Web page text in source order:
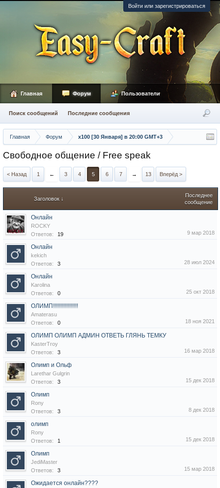
Войти или зарегистрироваться
Главная Форум х100 [30 Января] в 20:00 GMT+3
Свободное общение / Free speak
< Назад 1 ← 3 4 5 6 7 → 13 Вперёд >
Заголовок ↓
Последнее
сообщение
Онлайн
ROCKY
Ответов:
19 9 мар 2018
Онлайн
kekich
Ответов:
3 28 июл 2024
Онлайн
Karolina
Ответов:
0 25 окт 2018
ОЛИМП!!!!!!!!!!!!!!!!!
Amaterasu
Ответов:
0 18 ноя 2021
ОЛИМП ОЛИМП АДМИН ОТВЕТЬ ГЛЯНЬ ТЕМКУ
KasterTroy
Ответов:
3 16 мар 2018
Олимп и Ольф
Larethar Gulgrin
Ответов:
3 15 дек 2018
Олимп
Rony
Ответов:
3 8 дек 2018
олимп
Rony
Ответов:
1 15 дек 2018
Олимп
JediMaster
Ответов:
3 15 мар 2018
Ожидается онлайн????
Главная Форум
Поиск сообщений Последние сообщения
Пользователи